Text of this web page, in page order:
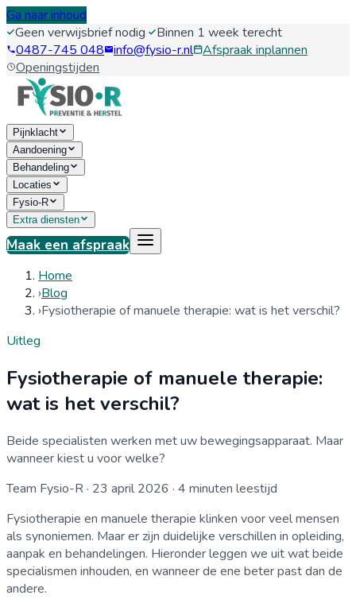
Ga naar inhoud
Geen verwijsbrief nodig· Binnen 1 week terecht
0487-745 048 info@fysio-r.nl Afspraak inplannen
Openingstijden
Pijnklacht
Aandoening
Behandeling
Locaties
Fysio-R
Extra diensten
Maak een afspraak
Home
›Blog
›Fysiotherapie of manuele therapie: wat is het verschil?
Uitleg
Fysiotherapie of manuele therapie:
wat is het verschil?
Beide specialisten werken met uw bewegingsapparaat. Maar
wanneer kiest u voor welke?
Team Fysio-R· 23 april 2026 · 4 minuten leestijd
Fysiotherapie en manuele therapie klinken voor veel mensen
als synoniemen. Maar er zijn duidelijke verschillen in opleiding,
aanpak en behandelingen. Hieronder leggen we uit wat beide
specialismen inhouden, en wanneer de ene beter past dan de
andere.